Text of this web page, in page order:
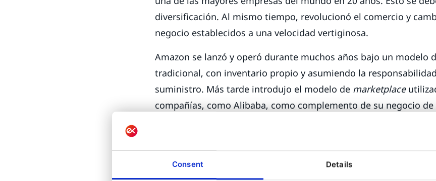
Consent Details
diversificación. Al mismo tiempo, revolucionó el comercio y
negocio establecidos a una velocidad vertiginosa.
Amazon se lanzó y operó durante muchos años bajo un modelo
tradicional, con inventario propio y asumiendo la
suministro. Más tarde introdujo el modelo de marketplace
compañías, como Alibaba, como complemento de su negocio de
de
los productos que se venden. En cambio, facilita las ventas,
proceso.